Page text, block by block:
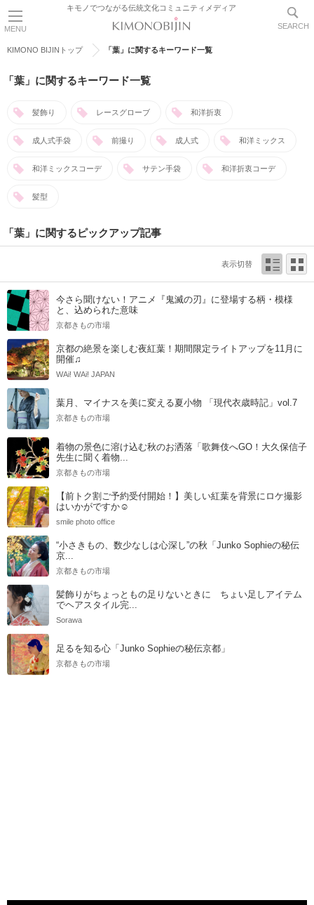
KIMONO BIJINトップ 「葉」に関するキーワード一覧
「葉」に関するキーワード一覧
髪飾り レースグローブ 和洋折衷
成人式手袋 前撮り 成人式 和洋ミックス
和洋ミックスコーデ サテン手袋 和洋折衷コーデ
髪型
「葉」に関するピックアップ記事
表示切替
今さら聞けない！アニメ『鬼滅の刃』に登場する柄・模様
と、込められた意味
京都きもの市場
京都の絶景を楽しむ夜紅葉！期間限定ライトアップを11月に
開催♫
WAi! WAi! JAPAN
葉月、マイナスを美に変える夏小物 「現代衣歳時記」vol.7
京都きもの市場
着物の景色に溶け込む秋のお洒落「歌舞伎へGO！大久保信子
先生に聞く着物...
京都きもの市場
【前トク割ご予約受付開始！】美しい紅葉を背景にロケ撮影
はいかがですか☺
smile photo office
“小さきもの、数少なしは心深し”の秋「Junko Sophieの秘伝
京...
京都きもの市場
髪飾りがちょっともの足りないときに ちょい足しアイテム
でヘアスタイル完...
Sorawa
足るを知る心「Junko Sophieの秘伝京都」
京都きもの市場
MENU
キモノでつながる伝統文化コミュニティメディア
SEARCH